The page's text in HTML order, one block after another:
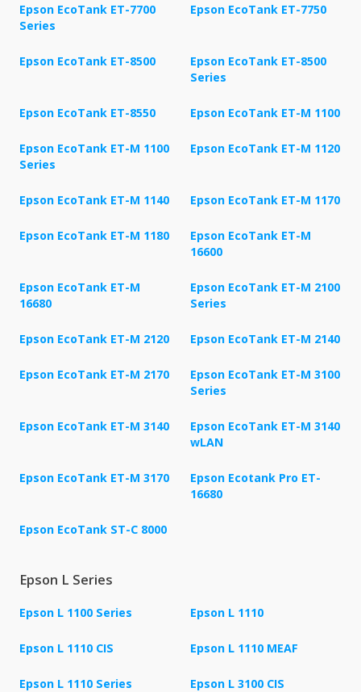
Epson EcoTank ET-7700
Series
Epson EcoTank ET-7750
Epson EcoTank ET-8500
Epson EcoTank ET-8500
Series
Epson EcoTank ET-8550 Epson EcoTank ET-M 1100
Epson EcoTank ET-M 1100
Series
Epson EcoTank ET-M 1120
Epson EcoTank ET-M 1140 Epson EcoTank ET-M 1170
Epson EcoTank ET-M 1180
Epson EcoTank ET-M
16600
Epson EcoTank ET-M
16680
Epson EcoTank ET-M 2100
Series
Epson EcoTank ET-M 2120 Epson EcoTank ET-M 2140
Epson EcoTank ET-M 2170
Epson EcoTank ET-M 3100
Series
Epson EcoTank ET-M 3140
Epson EcoTank ET-M 3140
wLAN
Epson EcoTank ET-M 3170
Epson Ecotank Pro ET-
16680
Epson EcoTank ST-C 8000
Epson L Series
Epson L 1100 Series Epson L 1110
Epson L 1110 CIS Epson L 1110 MEAF
Epson L 1110 Series Epson L 3100 CIS